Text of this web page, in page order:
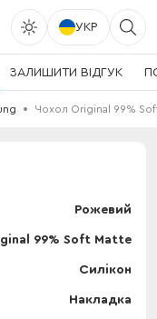
УКР
ЗАЛИШИТИ ВІДГУК
Чохол Original 99%
Рожевий
99% Soft Matte
Силікон
Накладка